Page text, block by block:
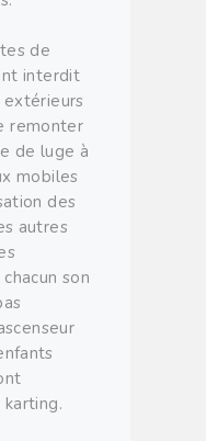
de
interdit
remonter
de luge à
mobiles
des
autres
son